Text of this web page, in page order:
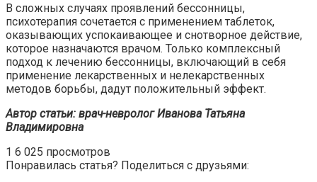
В сложных случаях проявлений бессонницы,
психотерапия сочетается с применением таблеток,
оказывающих успокаивающее и снотворное действие,
которое назначаются врачом. Только комплексный
подход к лечению бессонницы, включающий в себя
применение лекарственных и нелекарственных
методов борьбы, дадут положительный эффект.
Автор статьи: врач-невролог Иванова Татьяна
Владимировна
1 6 025 просмотров
Понравилась статья? Поделиться с друзьями: